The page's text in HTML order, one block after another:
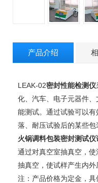
产品介绍
LEAK-02密封性能检测仪
化、汽车、电子元器件
能测试。通过试验可以
落、耐压试验后的某些
火锅调料包装密封测试仪
通过对真空室抽真空，
抽真空，使试样产生内
注：产品价格为定金，